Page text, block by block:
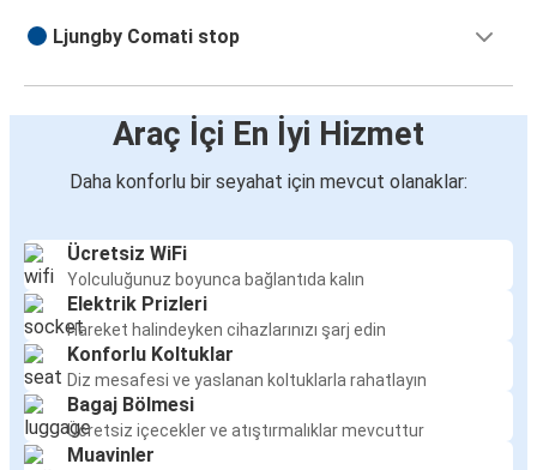
Ljungby Comati stop
Araç İçi En İyi Hizmet
Daha konforlu bir seyahat için mevcut olanaklar:
Ücretsiz WiFi
Yolculuğunuz boyunca bağlantıda kalın
Elektrik Prizleri
Hareket halindeyken cihazlarınızı şarj edin
Konforlu Koltuklar
Diz mesafesi ve yaslanan koltuklarla rahatlayın
Bagaj Bölmesi
Ücretsiz içecekler ve atıştırmalıklar mevcuttur
Muavinler